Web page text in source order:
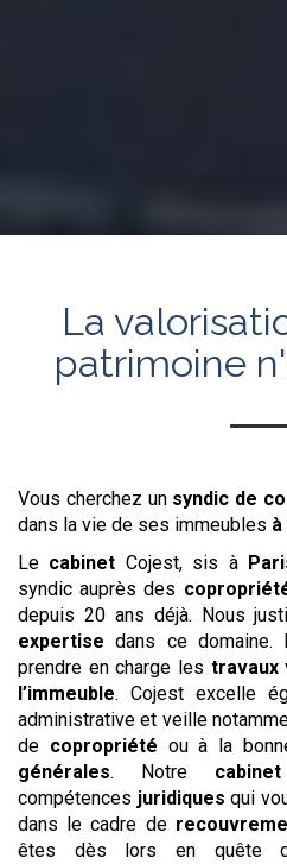
La
patrimoine
Vous cherchez un syndic de
dans la vie de ses immeubles
Le cabinet Cojest, sis à
syndic auprès des
depuis 20 ans déjà. Nous
expertise dans ce domaine.
prendre en charge les travaux
l’immeuble. Cojest excelle
administrative et veille
de copropriété ou à la
générales. Notre cabinet
compétences juridiques qui
dans le cadre de
êtes dès lors en quête